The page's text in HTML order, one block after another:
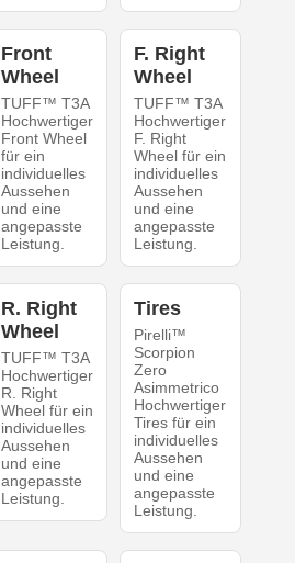
Front
Wheel
TUFF™ T3A
Hochwertiger
Front Wheel
für ein
individuelles
Aussehen
und eine
angepasste
Leistung.
F. Right
Wheel
TUFF™ T3A
Hochwertiger
F. Right
Wheel für ein
individuelles
Aussehen
und eine
angepasste
Leistung.
R. Right
Wheel
TUFF™ T3A
Hochwertiger
R. Right
Wheel für ein
individuelles
Aussehen
und eine
angepasste
Leistung.
Tires
Pirelli™
Scorpion
Zero
Asimmetrico
Hochwertiger
Tires für ein
individuelles
Aussehen
und eine
angepasste
Leistung.